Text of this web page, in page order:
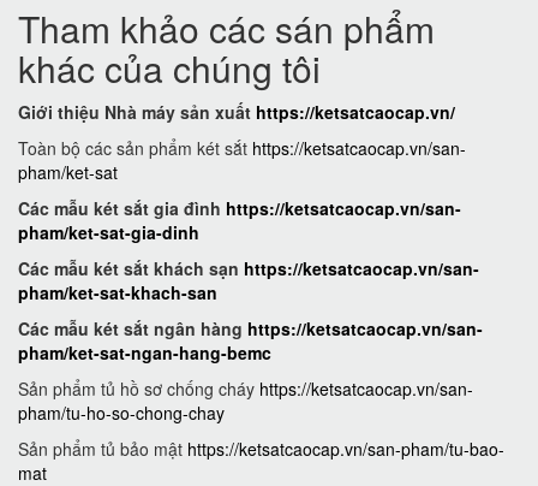
Tham khảo các sán phẩm
khác của chúng tôi
Giới thiệu Nhà máy sản xuất https://ketsatcaocap.vn/
Toàn bộ các sản phẩm két sắt https://ketsatcaocap.vn/san-
pham/ket-sat
Các mẫu két sắt gia đình https://ketsatcaocap.vn/san-
pham/ket-sat-gia-dinh
Các mẫu két sắt khách sạn https://ketsatcaocap.vn/san-
pham/ket-sat-khach-san
Các mẫu két sắt ngân hàng https://ketsatcaocap.vn/san-
pham/ket-sat-ngan-hang-bemc
Sản phẩm tủ hồ sơ chống cháy https://ketsatcaocap.vn/san-
pham/tu-ho-so-chong-chay
Sản phẩm tủ bảo mật https://ketsatcaocap.vn/san-pham/tu-bao-
mat